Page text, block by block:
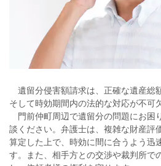
遺留分侵害額請求は、正確な遺産総
そして時効期間内の法的な対応が不可
門前仲町周辺で遺留分の問題にお困
談ください。弁護士は、複雑な財産評
算定した上で、時効に間に合うよう迅
す。また、相手方との交渉や裁判所で